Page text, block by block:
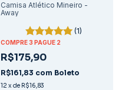
Camisa Atlético Mineiro -
Away
(1)
COMPRE 3 PAGUE 2
R$175,90
R$161,83 com Boleto
12 xde R$16,83